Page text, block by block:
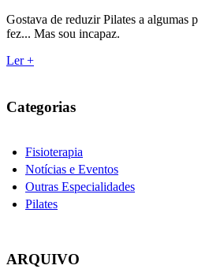
Gostava de reduzir Pilates a algumas
fez... Mas sou incapaz.
Ler +
Categorias
Fisioterapia
Notícias e Eventos
Outras Especialidades
Pilates
ARQUIVO